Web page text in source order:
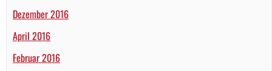
Dezember 2016
April 2016
Februar 2016